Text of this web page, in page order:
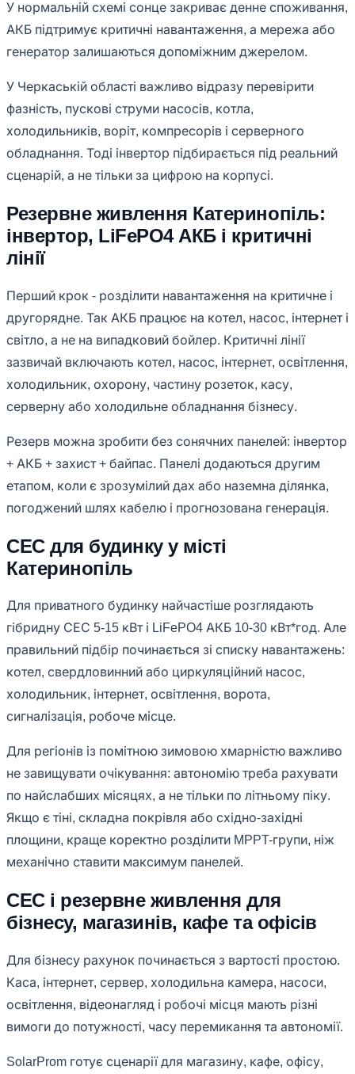
У нормальній схемі сонце закриває денне споживання,
АКБ підтримує критичні навантаження, а мережа або
генератор залишаються допоміжним джерелом.
У Черкаській області важливо відразу перевірити
фазність, пускові струми насосів, котла,
холодильників, воріт, компресорів і серверного
обладнання. Тоді інвертор підбирається під реальний
сценарій, а не тільки за цифрою на корпусі.
Резервне живлення Катеринопіль:
інвертор, LiFePO4 АКБ і критичні
лінії
Перший крок - розділити навантаження на критичне і
другорядне. Так АКБ працює на котел, насос, інтернет і
світло, а не на випадковий бойлер. Критичні лінії
зазвичай включають котел, насос, інтернет, освітлення,
холодильник, охорону, частину розеток, касу,
серверну або холодильне обладнання бізнесу.
Резерв можна зробити без сонячних панелей: інвертор
+ АКБ + захист + байпас. Панелі додаються другим
етапом, коли є зрозумілий дах або наземна ділянка,
погоджений шлях кабелю і прогнозована генерація.
СЕС для будинку у місті
Катеринопіль
Для приватного будинку найчастіше розглядають
гібридну СЕС 5-15 кВт і LiFePO4 АКБ 10-30 кВт*год. Але
правильний підбір починається зі списку навантажень:
котел, свердловинний або циркуляційний насос,
холодильник, інтернет, освітлення, ворота,
сигналізація, робоче місце.
Для регіонів із помітною зимовою хмарністю важливо
не завищувати очікування: автономію треба рахувати
по найслабших місяцях, а не тільки по літньому піку.
Якщо є тіні, складна покрівля або східно-західні
площини, краще коректно розділити MPPT-групи, ніж
механічно ставити максимум панелей.
СЕС і резервне живлення для
бізнесу, магазинів, кафе та офісів
Для бізнесу рахунок починається з вартості простою.
Каса, інтернет, сервер, холодильна камера, насоси,
освітлення, відеонагляд і робочі місця мають різні
вимоги до потужності, часу перемикання та автономії.
SolarProm готує сценарії для магазину, кафе, офісу,